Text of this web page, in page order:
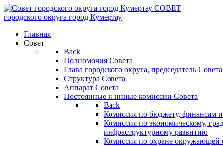
СОВЕТ
городского округа город Кумертау
Главная
Совет
Back
Полномочия Совета
Глава городского округа, председатель Совета
Структура Совета
Аппарат Совета
Постоянные и инные комиссии Совета
Back
Комиссия по бюджету, финансам и
Комиссия по экономическому,
инфраструктурному развитию
Комиссия по охране окружающей